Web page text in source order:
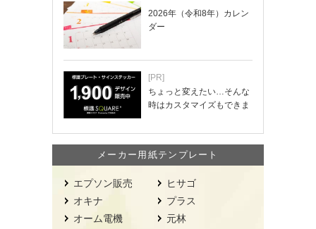
2026年（令和8年）カレン
ダー
[PR]
ちょっと変えたい…そんな
時はカスタマイズもできま
メーカー用紙テンプレート
エプソン販売
オキナ
オーム電機
ヒサゴ
プラス
元林